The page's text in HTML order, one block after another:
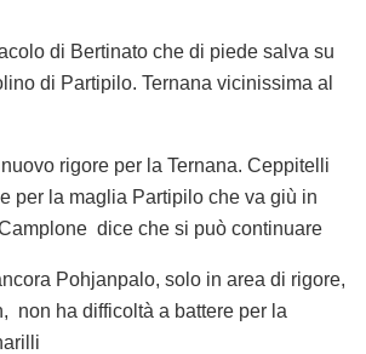
di Bertinato che di piede salva su
di Partipilo. Ternana vicinissima al
rigore per la Ternana. Ceppitelli
per la maglia Partipilo che va giù in
dice che si può continuare
Pohjanpalo, solo in area di rigore,
non ha difficoltà a battere per la